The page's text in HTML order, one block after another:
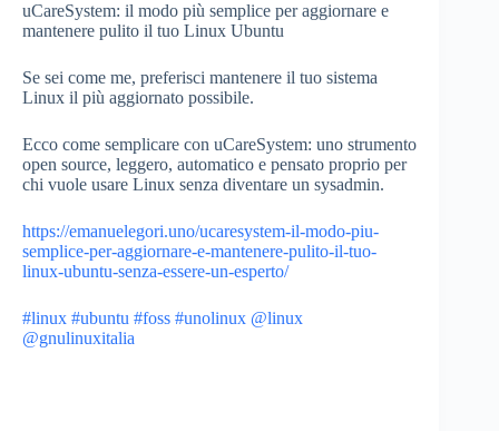
uCareSystem: il modo più semplice per aggiornare e
mantenere pulito il tuo Linux Ubuntu
Se sei come me, preferisci mantenere il tuo sistema
Linux il più aggiornato possibile.
Ecco come semplicare con uCareSystem: uno strumento
open source, leggero, automatico e pensato proprio per
chi vuole usare Linux senza diventare un sysadmin.
https://emanuelegori.uno/ucaresystem-il-modo-piu-
semplice-per-aggiornare-e-mantenere-pulito-il-tuo-
linux-ubuntu-senza-essere-un-esperto/
#linux #ubuntu #foss #unolinux @linux
@gnulinuxitalia